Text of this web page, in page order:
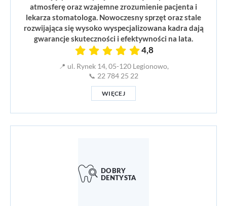
atmosferę oraz wzajemne zrozumienie pacjenta i
lekarza stomatologa. Nowoczesny sprzęt oraz stale
rozwijająca się wysoko wyspecjalizowana kadra dają
gwarancje skuteczności i efektywności na lata.
4,8
📍 ul. Rynek 14, 05-120 Legionowo,
📞 22 784 25 22
WIĘCEJ